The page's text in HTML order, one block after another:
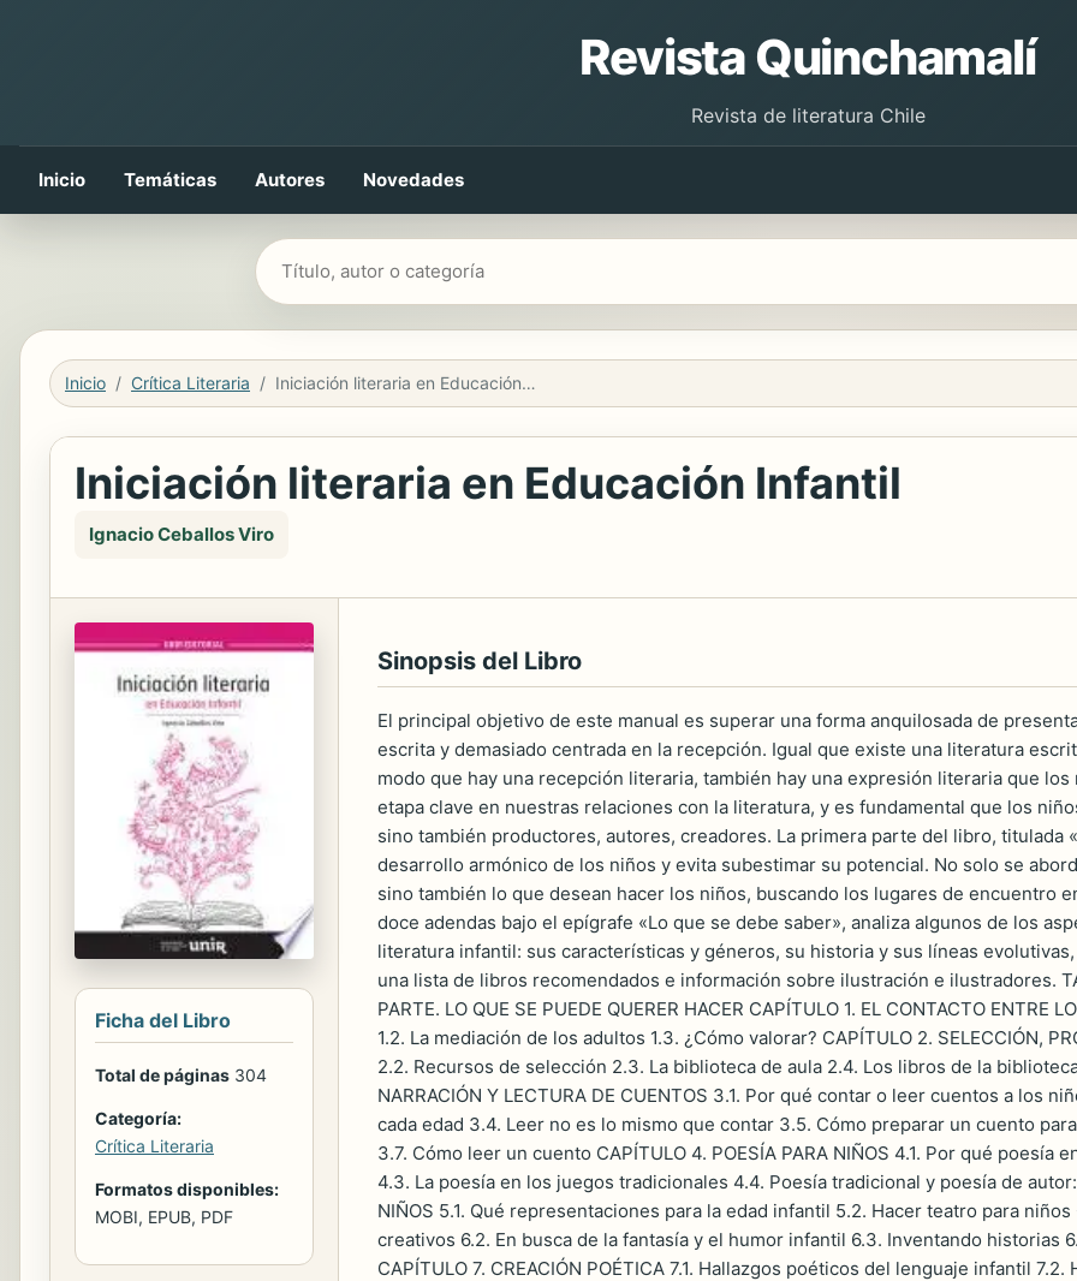
Revista Quinchamalí
Revista de literatura Chile
Inicio Temáticas Autores Novedades
Buscar libros
Inicio Crítica Literaria Iniciación literaria en Educación Infantil
Iniciación literaria en Educación Infantil
Ignacio Ceballos Viro
Ficha del Libro
Total de páginas 304
Categoría:
Crítica Literaria
Formatos disponibles:
MOBI, EPUB, PDF
Sinopsis del Libro
El principal objetivo de este manual es superar una forma anquilosada de
escrita y demasiado centrada en la recepción. Igual que existe una literatura
modo que hay una recepción literaria, también hay una expresión literaria que
etapa clave en nuestras relaciones con la literatura, y es fundamental que los
sino también productores, autores, creadores. La primera parte del libro, titulada
desarrollo armónico de los niños y evita subestimar su potencial. No solo se
sino también lo que desean hacer los niños, buscando los lugares de encuentro
doce adendas bajo el epígrafe «Lo que se debe saber», analiza algunos de los
literatura infantil: sus características y géneros, su historia y sus líneas
una lista de libros recomendados e información sobre ilustración e ilustradores.
PARTE. LO QUE SE PUEDE QUERER HACER CAPÍTULO 1. EL CONTACTO ENTRE
1.2. La mediación de los adultos 1.3. ¿Cómo valorar? CAPÍTULO 2. SELECCIÓN,
2.2. Recursos de selección 2.3. La biblioteca de aula 2.4. Los libros de la
NARRACIÓN Y LECTURA DE CUENTOS 3.1. Por qué contar o leer cuentos a los
cada edad 3.4. Leer no es lo mismo que contar 3.5. Cómo preparar un cuento
3.7. Cómo leer un cuento CAPÍTULO 4. POESÍA PARA NIÑOS 4.1. Por qué poesía
4.3. La poesía en los juegos tradicionales 4.4. Poesía tradicional y poesía de
NIÑOS 5.1. Qué representaciones para la edad infantil 5.2. Hacer teatro para niños
creativos 6.2. En busca de la fantasía y el humor infantil 6.3. Inventando historias
CAPÍTULO 7. CREACIÓN POÉTICA 7.1. Hallazgos poéticos del lenguaje infantil